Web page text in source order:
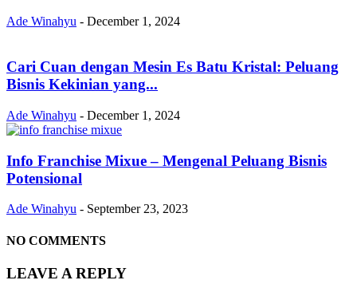
Ade Winahyu - December 1, 2024
Cari Cuan dengan Mesin Es Batu Kristal: Peluang
Bisnis Kekinian yang...
Ade Winahyu - December 1, 2024
Info Franchise Mixue – Mengenal Peluang Bisnis
Potensional
Ade Winahyu - September 23, 2023
NO COMMENTS
LEAVE A REPLY